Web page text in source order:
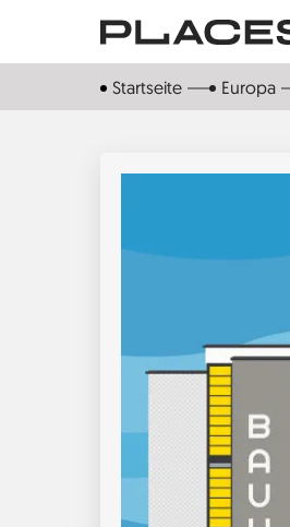
Inhalt
Startseite Europa